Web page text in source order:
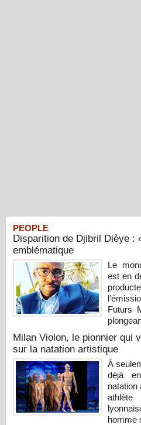
PEOPLE
Disparition de Djibril Dièye :
emblématique
Le
est en
Futurs
Milan Violon, le pionnier qui
sur la natation artistique
À
déjà
natation
homme